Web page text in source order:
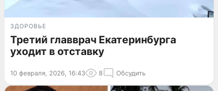
ЗДОРОВЬЕ
Третий главврач Екатеринбурга
уходит в отставку
10 февраля, 2026, 16:43 8 Обсудить